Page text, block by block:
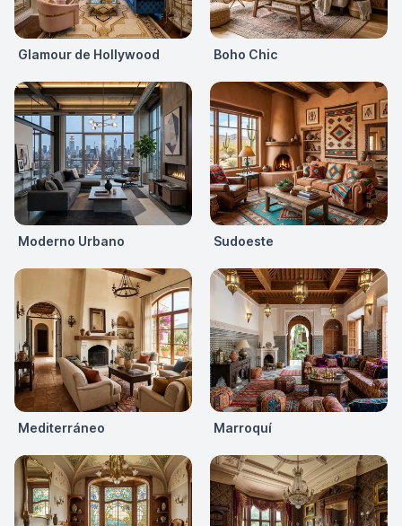
Glamour de Hollywood Boho Chic
Moderno Urbano Sudoeste
Mediterráneo Marroquí